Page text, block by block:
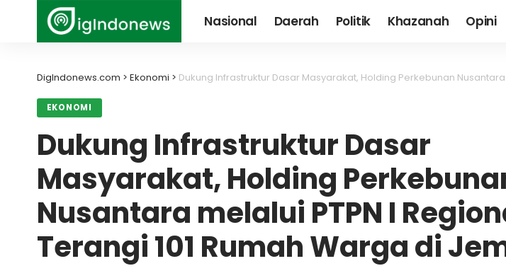
Nasional Daerah Politik Khazanah Opini
DigIndonews.com > Ekonomi > Dukung Infrastruktur Dasar Masyarakat, Holding Perkebunan Nusantara melalui PTPN I Regional 5
EKONOMI
Dukung Infrastruktur Dasar
Masyarakat, Holding
Nusantara melalui PTPN I
Terangi 101 Rumah Warga di